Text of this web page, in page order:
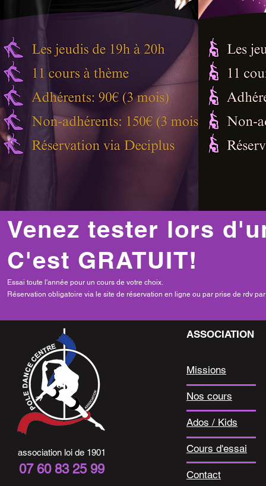
Venez tester lors
C'est GRATUIT!
Essai toute l'année pour un cours de votre choix.
Réservation obligatoire via le site de réservation en ligne ou par prise de rdv
association loi de 1901
07 60 83 25 99
ASSOCIATION
Missions
Nos cours
Ados / Kids
Cours d'essai
Contact